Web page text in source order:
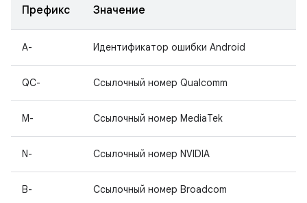
Префикс Значение
A- Идентификатор ошибки Android
QC- Ссылочный номер Qualcomm
M- Ссылочный номер MediaTek
N- Ссылочный номер NVIDIA
B- Ссылочный номер Broadcom